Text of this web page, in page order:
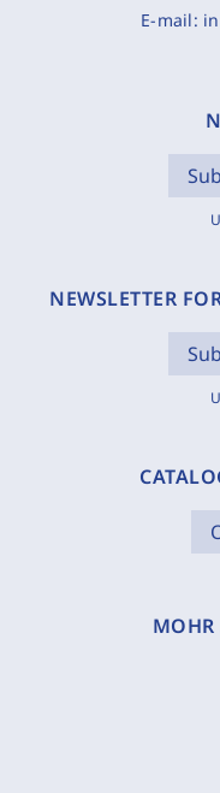
E-mail:
NEWSLETTER
MOHR